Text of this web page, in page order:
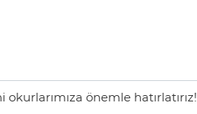
önemle hatırlatırız!